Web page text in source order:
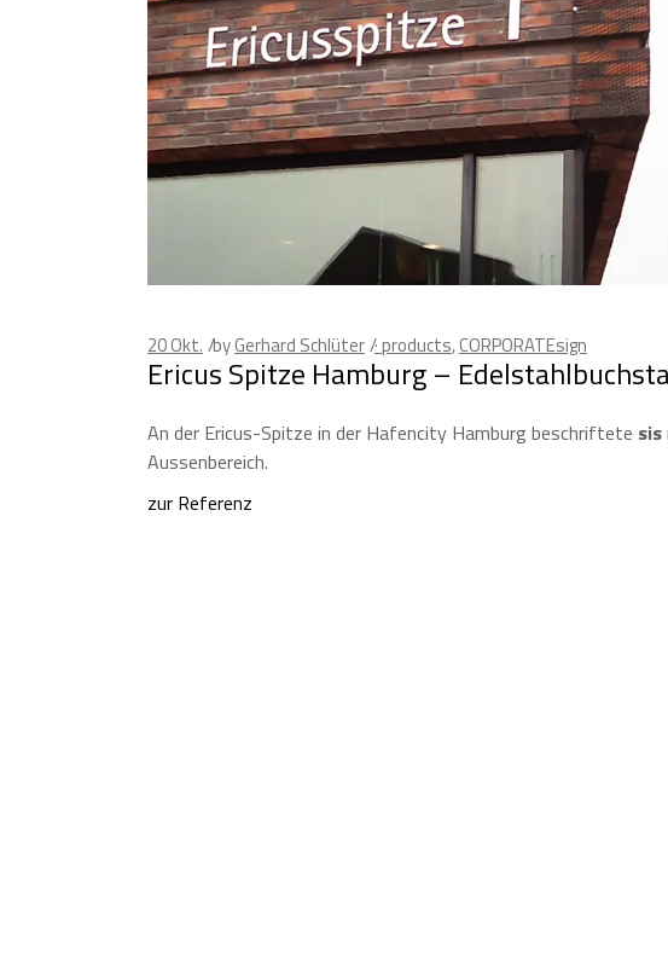
20Okt. byGerhard Schlüter · products,CORPORATEsign
Ericus Spitze Hamburg –
An der Ericus-Spitze in der Hafencity Hamburg beschriftete sis
Aussenbereich.
zur Referenz